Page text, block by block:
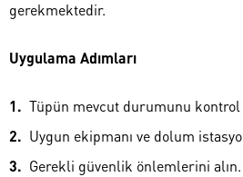
gerekmektedir.
Uygulama Adımları
Tüpün mevcut durumunu kontrol
Uygun ekipmanı ve dolum
Gerekli güvenlik önlemlerini alın.